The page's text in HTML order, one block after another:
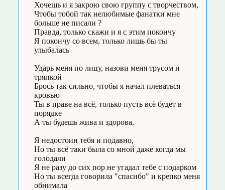
Хочешь и я закрою свою группу с творчеством,
Чтобы тобой так нелюбимые фанатки мне
больше не писали ?
Правда, только скажи и я с этим покончу
Я покончу со всем, только лишь бы ты
улыбалась
Ударь меня по лицу, назови меня трусом и
тряпкой
Брось так сильно, чтобы я начал плеваться
кровью
Ты в праве на всё, только пусть всё будет в
порядке
А ты будешь жива и здорова.
Я недостоин тебя и подавно,
Но ты всё таки была со мной даже когда мы
голодали
Я не разу до сих пор не угадал тебе с подарком
Но ты всегда говорила "спасибо" и крепко меня
обнимала